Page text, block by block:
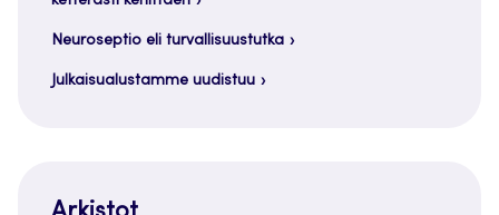
Neuroseptio eli turvallisuustutka
Julkaisualustamme uudistuu